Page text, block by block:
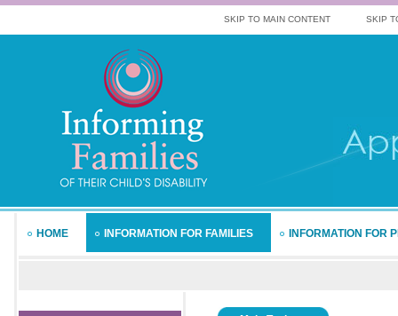
SKIP TO MAIN CONTENT SKIP
HOME INFORMATION FOR FAMILIES INFORMATION FOR